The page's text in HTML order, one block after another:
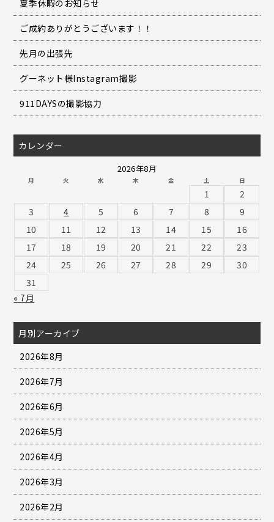
夏季休暇のお知らせ
ご成約ありがとうございます！！
先月の出張先
グーネット様Instagram撮影
911DAYSの撮影協力
カレンダー
2026年8月
月 火 水 木 金 土 日
1
2
3
4 5 6 7 8
9
10
11 12 13 14 15
16
17
18 19 20 21 22
23
24
25 26 27 28 29
30
31
« 7月
月別アーカイブ
2026年8月
2026年7月
2026年6月
2026年5月
2026年4月
2026年3月
2026年2月